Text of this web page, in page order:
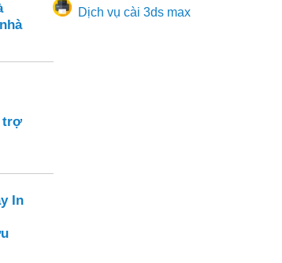
trợ
In
Dịch vụ cài 3ds max